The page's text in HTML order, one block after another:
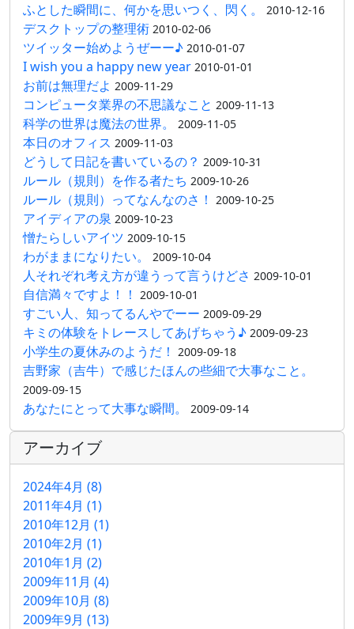
ふとした瞬間に、何かを思いつく、閃く。 2010-12-16
デスクトップの整理術 2010-02-06
ツイッター始めようぜーー♪ 2010-01-07
I wish you a happy new year 2010-01-01
お前は無理だよ 2009-11-29
コンピュータ業界の不思議なこと 2009-11-13
科学の世界は魔法の世界。 2009-11-05
本日のオフィス 2009-11-03
どうして日記を書いているの？ 2009-10-31
ルール（規則）を作る者たち 2009-10-26
ルール（規則）ってなんなのさ！ 2009-10-25
アイディアの泉 2009-10-23
憎たらしいアイツ 2009-10-15
わがままになりたい。 2009-10-04
人それぞれ考え方が違うって言うけどさ 2009-10-01
自信満々ですよ！！ 2009-10-01
すごい人、知ってるんやでーー 2009-09-29
キミの体験をトレースしてあげちゃう♪ 2009-09-23
小学生の夏休みのようだ！ 2009-09-18
吉野家（吉牛）で感じたほんの些細で大事なこと。
2009-09-15
あなたにとって大事な瞬間。 2009-09-14
アーカイブ
2024年4月 (8)
2011年4月 (1)
2010年12月 (1)
2010年2月 (1)
2010年1月 (2)
2009年11月 (4)
2009年10月 (8)
2009年9月 (13)